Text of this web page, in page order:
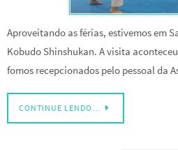
Aproveitando as férias, estivemos em
Kobudo Shinshukan. A visita
fomos recepcionados pelo pessoal da
CONTINUE LENDO…